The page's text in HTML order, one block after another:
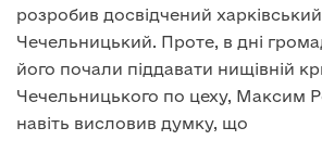
розробив досвідчений
Чечельницький. Проте, в дні
його почали піддавати нищівній
Чечельницького по цеху, Максим
навіть висловив думку, що